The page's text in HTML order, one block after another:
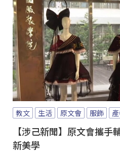
教文 生活 原文會 服飾
【涉己新聞】原文會攜手
新美學